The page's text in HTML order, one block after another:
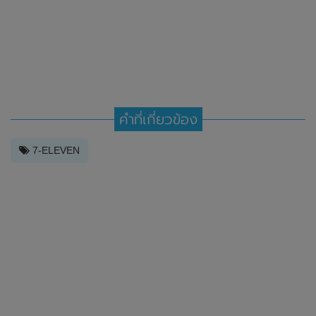
คำที่เกี่ยวข้อง
7-ELEVEN